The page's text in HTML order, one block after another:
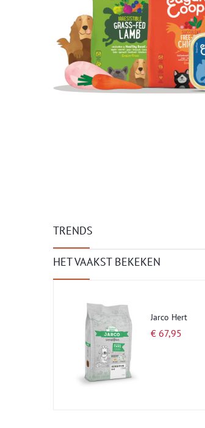
TRENDS
HET VAAKST BEKEKEN
Jarco Hert
€ 67,95